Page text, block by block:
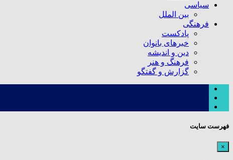
سیاسی
بین الملل
فرهنگی
پادکست
خبرهای بانوان
دین و اندیشه
فرهنگ و هنر
گزارش و گفتگو
فهرست سایت
×